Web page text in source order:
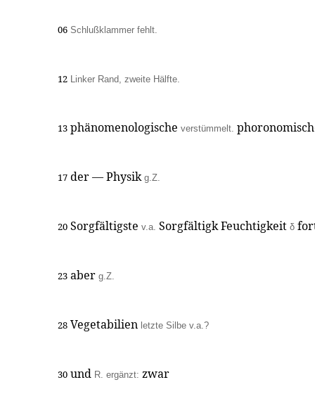
06 Schlußklammer fehlt.
12 Linker Rand, zweite Hälfte.
13 phänomenologische verstümmelt.
17 der — Physik g.Z.
20 Sorgfältigste v.a. Sorgfältigk Feuchtigkeit δ
23 aber g.Z.
28 Vegetabilien letzte Silbe v.a.?
30 und R. ergänzt: zwar